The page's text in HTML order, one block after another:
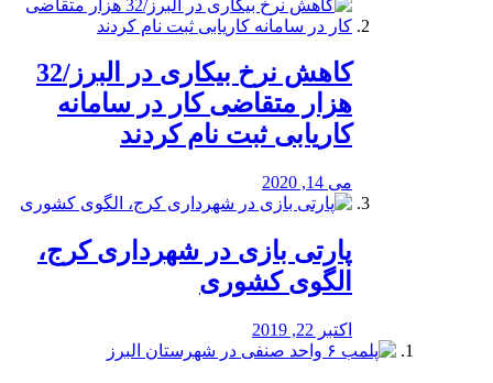
کاهش نرخ بیکاری در البرز/32
هزار متقاضی کار در سامانه
کاریابی ثبت نام کردند
می 14, 2020
پارتی بازی در شهرداری کرج،
الگوی کشوری
اکتبر 22, 2019